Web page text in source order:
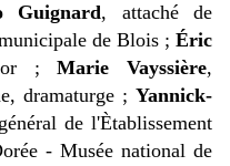
Guignard, attaché de
de Blois ; Éric
;Marie Vayssière,
dramaturge ; Yannick-
de l'Ètablissement
- Musée national de